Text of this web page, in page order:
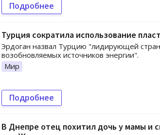
Подробнее
Турция сократила использование
Эрдоган назвал Турцию "лидирующей
возобновляемых источников энергии".
Мир
Подробнее
В Днепре отец похитил дочь у мамы и